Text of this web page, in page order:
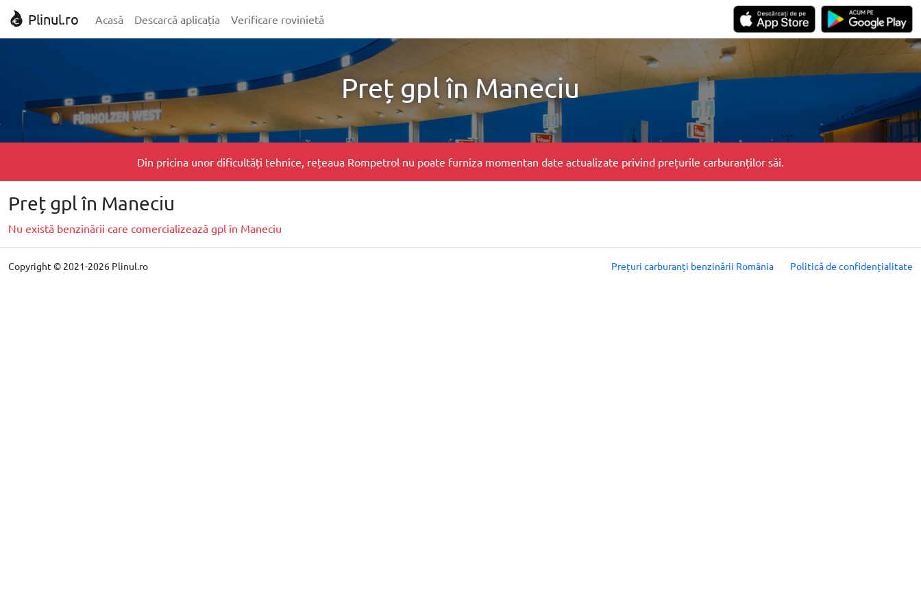
Plinul.ro Acasă Descarcă aplicația Verificare rovinietă
Preț gpl în Maneciu
Din pricina unor dificultăți tehnice, rețeaua Rompetrol nu poate furniza momentan date actualizate privind prețurile carburanților săi.
Preț gpl în Maneciu
Nu există benzinării care comercializează gpl în Maneciu
Copyright © 2021-2026 Plinul.ro Prețuri carburanți benzinării România Politică de confidențialitate